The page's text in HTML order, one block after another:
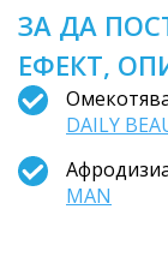
ЗА ДА
ЕФЕКТ,
DAILY
MAN